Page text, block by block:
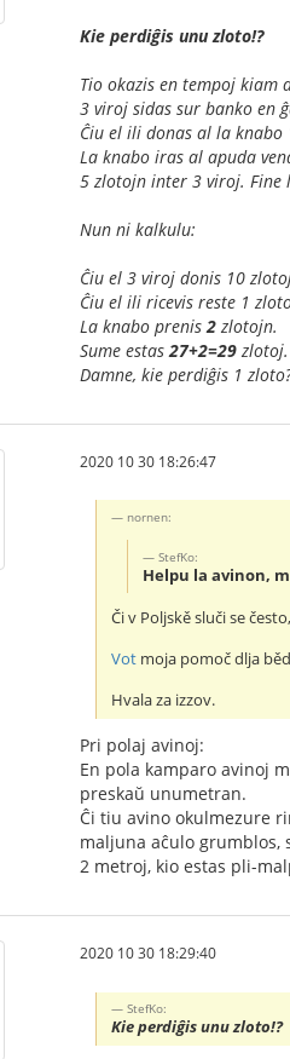
Kie perdiĝis unu zloto!?
Tio okazis en tempoj
3 viroj sidas sur banko en
Ĉiu el ili donas al la knabo
La knabo iras al apuda
5 zlotojn inter 3 viroj. Fine
Nun ni kalkulu:
Ĉiu el 3 viroj donis 10
Ĉiu el ili ricevis reste 1
La knabo prenis 2 zlotojn.
Sume estas 27+2=29 zlotoj.
Damne, kie perdiĝis 1
2020 10 30 18:26:47
nornen:
StefKo:
Helpu la avinon,
Či v Poljskě sluči se
Vot moja pomoč dlja
Hvala za izzov.
Pri polaj avinoj:
En pola kamparo avinoj
preskaŭ unumetran.
Ĉi tiu avino okulmezure
maljuna aĉulo grumblos,
2 metroj, kio estas pli-
2020 10 30 18:29:40
StefKo:
Kie perdiĝis unu zloto!?